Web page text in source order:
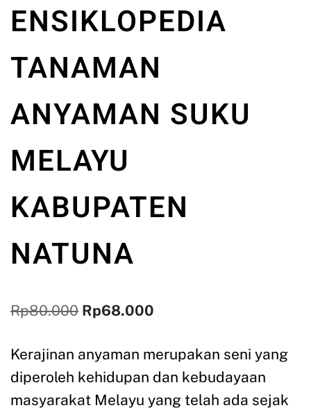
ENSIKLOPEDIA
TANAMAN
ANYAMAN SUKU
MELAYU
KABUPATEN
NATUNA
Rp80.000 Rp68.000
Kerajinan anyaman merupakan seni yang
diperoleh kehidupan dan kebudayaan
masyarakat Melayu yang telah ada sejak